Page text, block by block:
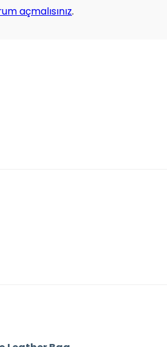
açmalısınız.